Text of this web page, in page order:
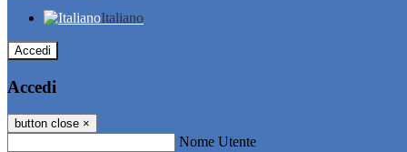
Italiano
Accedi
Accedi
button close ×
Nome Utente